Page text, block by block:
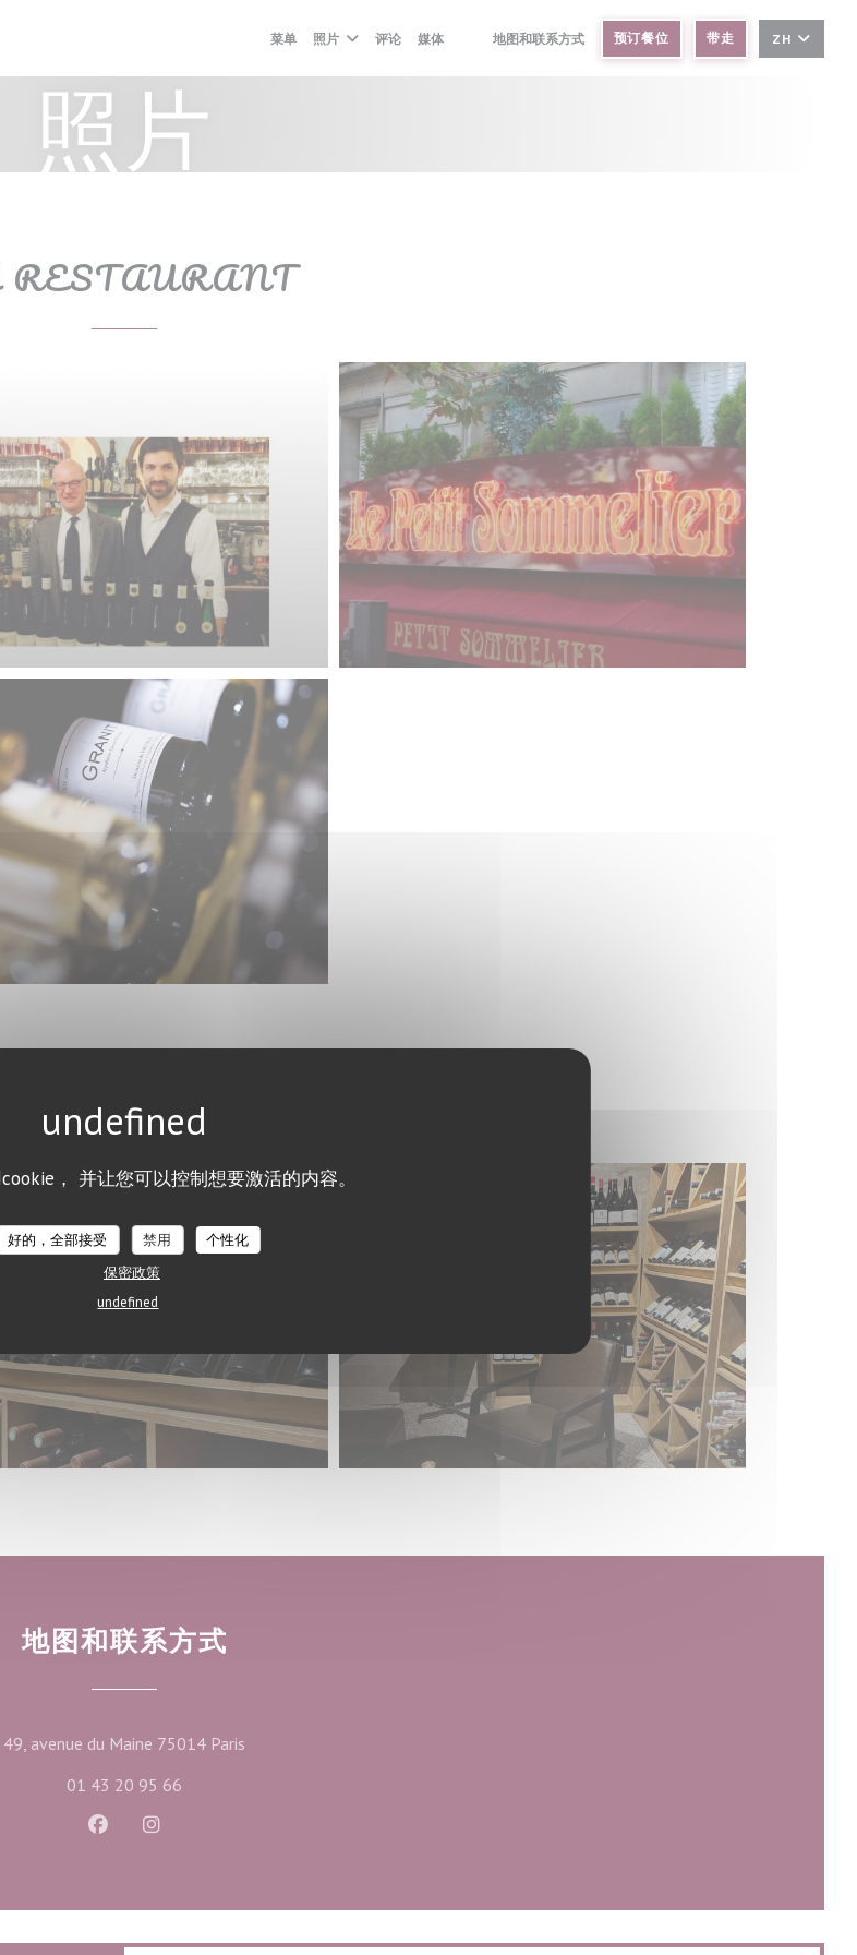
， 并让您可以控制想要激活的内容。
好的，全部接受 禁用
个性化
保密政策
undefined
菜单 照片 评论 媒体
((在新窗口中打开))
((在新窗口中打开))
地图和联系方式 预订餐位 带走 ZH
照片
RESTAURANT
地图和联系方式
49, avenue du Maine 75014 Paris
01 43 20 95 66
Facebook ((在新窗口中打开))
Instagram ((在新窗口中打开))